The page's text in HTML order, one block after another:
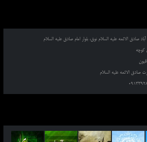
صادق الائمه علیه السلام نوق، بلوار امام صادق علیه السلام
الائمه علیه السلام